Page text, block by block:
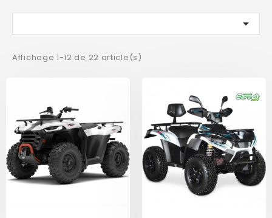

Affichage 1-12 de 22 article(s)